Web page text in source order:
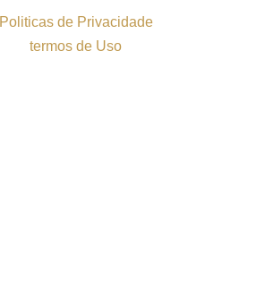
Politicas de Privacidade
termos de Uso